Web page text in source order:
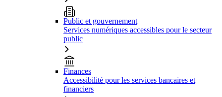
Public et gouvernement
Services numériques accessibles pour le secteur
public
Finances
Accessibilité pour les services bancaires et
financiers